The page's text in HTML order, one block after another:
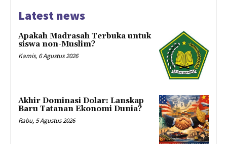
Latest news
Apakah Madrasah Terbuka untuk
siswa non-Muslim?
Kamis, 6 Agustus 2026
Akhir Dominasi Dolar: Lanskap
Baru Tatanan Ekonomi Dunia?
Rabu, 5 Agustus 2026